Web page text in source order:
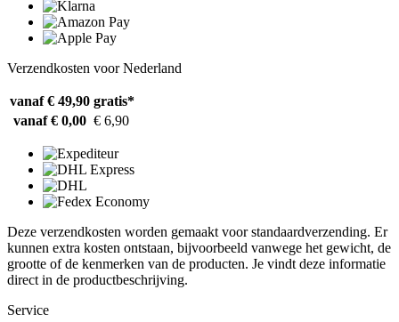
Verzendkosten voor Nederland
vanaf € 49,90 gratis*
vanaf € 0,00 € 6,90
Deze verzendkosten worden gemaakt voor standaardverzending. Er
kunnen extra kosten ontstaan, bijvoorbeeld vanwege het gewicht, de
grootte of de kenmerken van de producten. Je vindt deze informatie
direct in de productbeschrijving.
Service